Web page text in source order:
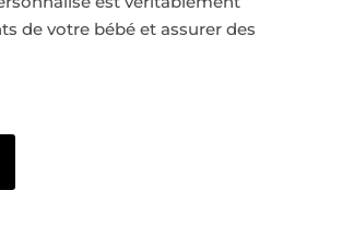
de votre bébé et assurer des